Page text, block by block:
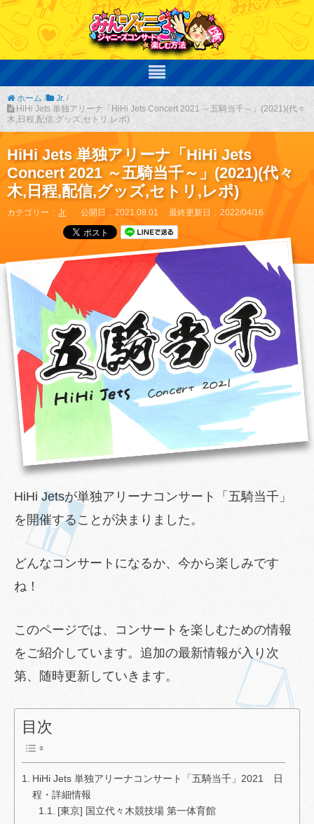
ホーム / Jr. /
HiHi Jets 単独アリーナ「HiHi Jets Concert 2021 ～五騎当千～」(2021)(代々
木,日程,配信,グッズ,セトリ,レポ)
HiHi Jets 単独アリーナ「HiHi Jets
Concert 2021 ～五騎当千～」(2021)(代々
木,日程,配信,グッズ,セトリ,レポ)
カテゴリー Jr. 公開日 2021.08.01 最終更新日 2022/04/16
HiHi Jetsが単独アリーナコンサート「五騎当千」
を開催することが決まりました。
どんなコンサートになるか、今から楽しみです
ね！
このページでは、コンサートを楽しむための情報
をご紹介しています。追加の最新情報が入り次
第、随時更新していきます。
目次
HiHi Jets 単独アリーナコンサート「五騎当千」2021 日
程・詳細情報
[東京] 国立代々木競技場 第一体育館